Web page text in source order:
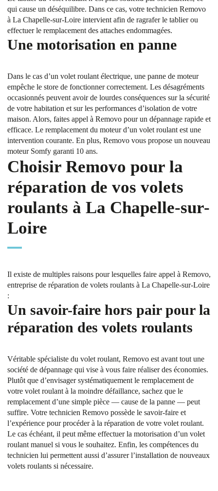
qui cause un déséquilibre. Dans ce cas, votre technicien Removo
à La Chapelle-sur-Loire intervient afin de ragrafer le tablier ou
effectuer le remplacement des attaches endommagées.
Une motorisation en panne
Dans le cas d’un volet roulant électrique, une panne de moteur
empêche le store de fonctionner correctement. Les désagréments
occasionnés peuvent avoir de lourdes conséquences sur la sécurité
de votre habitation et sur les performances d’isolation de votre
maison. Alors, faites appel à Removo pour un dépannage rapide et
efficace. Le remplacement du moteur d’un volet roulant est une
intervention courante. En plus, Removo vous propose un nouveau
moteur Somfy garanti 10 ans.
Choisir Removo pour la
réparation de vos volets
roulants à La Chapelle-sur-
Loire
Il existe de multiples raisons pour lesquelles faire appel à Removo,
entreprise de réparation de volets roulants à La Chapelle-sur-Loire
:
Un savoir-faire hors pair pour la
réparation des volets roulants
Véritable spécialiste du volet roulant, Removo est avant tout une
société de dépannage qui vise à vous faire réaliser des économies.
Plutôt que d’envisager systématiquement le remplacement de
votre volet roulant à la moindre défaillance, sachez que le
remplacement d’une simple pièce — cause de la panne — peut
suffire. Votre technicien Removo possède le savoir-faire et
l’expérience pour procéder à la réparation de votre volet roulant.
Le cas échéant, il peut même effectuer la motorisation d’un volet
roulant manuel si vous le souhaitez. Enfin, les compétences du
technicien lui permettent aussi d’assurer l’installation de nouveaux
volets roulants si nécessaire.